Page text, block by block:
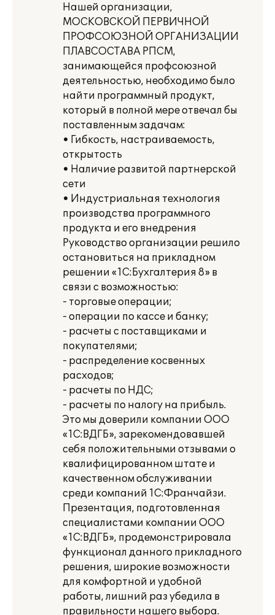
Нашей организации,
МОСКОВСКОЙ ПЕРВИЧНОЙ
ПРОФСОЮЗНОЙ ОРГАНИЗАЦИИ
ПЛАВСОСТАВА РПСМ,
занимающейся профсоюзной
деятельностью, необходимо было
найти программный продукт,
который в полной мере отвечал бы
поставленным задачам:
• Гибкость, настраиваемость,
открытость
• Наличие развитой партнерской
сети
• Индустриальная технология
производства программного
продукта и его внедрения
Руководство организации решило
остановиться на прикладном
решении «1С:Бухгалтерия 8» в
связи с возможностью:
- торговые операции;
- операции по кассе и банку;
- расчеты с поставщиками и
покупателями;
- распределение косвенных
расходов;
- расчеты по НДС;
- расчеты по налогу на прибыль.
Это мы доверили компании ООО
«1С:ВДГБ», зарекомендовавшей
себя положительными отзывами о
квалифицированном штате и
качественном обслуживании
среди компаний 1С:Франчайзи.
Презентация, подготовленная
специалистами компании ООО
«1С:ВДГБ», продемонстрировала
функционал данного прикладного
решения, широкие возможности
для комфортной и удобной
работы, лишний раз убедила в
правильности нашего выбора.